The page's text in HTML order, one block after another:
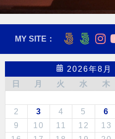
MY SITE：
2026年8月
日
月 火 水 木
2
3 4 5 6
9
10 11 12 13